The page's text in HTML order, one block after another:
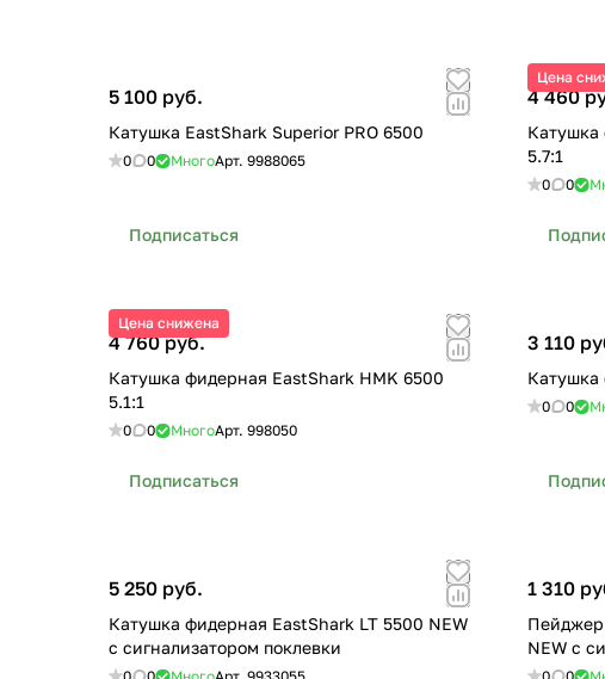
5 100 руб.
Катушка EastShark Superior PRO 6500
0 0 МногоАрт. 9988065
Подписаться
Цена
4 460
Катушка
5.7:1
0 0
Цена снижена
4 760 руб.
Катушка фидерная EastShark HMK 6500
5.1:1
0 0 МногоАрт. 998050
Подписаться
3 110
Катушка
0 0
5 250 руб.
Катушка фидерная EastShark LT 5500 NEW
с сигнализатором поклевки
1 310
Пейджер
NEW с